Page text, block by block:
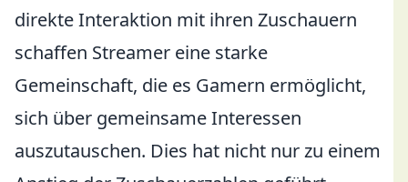
direkte Interaktion mit ihren Zuschauern
schaffen Streamer eine starke
Gemeinschaft, die es Gamern ermöglicht,
sich über gemeinsame Interessen
auszutauschen. Dies hat nicht nur zu einem